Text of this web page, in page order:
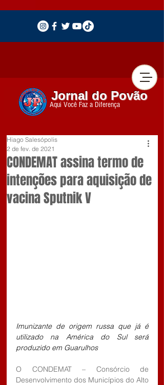
Jornal do Povão
Aqui Você Faz a Diferença
CONDEMAT assina termo de
intenções para aquisição de
vacina Sputnik V
Hiago Salesópolis
2 de fev. de 2021
Imunizante de origem russa que já é
utilizado na América do Sul será
produzido em Guarulhos
O CONDEMAT – Consórcio de
Desenvolvimento dos Municípios do Alto